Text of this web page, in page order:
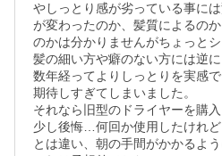
やしっとり感が劣っている事に
が変わったのか、髪質によるの
のかは分かりませんがちょっとシ
髪の細い方や癖のない方には逆
数年経ってよりしっとりを実感
期待しすぎてしまいました。
それなら旧型のドライヤーを購
少し後悔…何回か使用したけれ
とは違い、朝の手間がかかるよ